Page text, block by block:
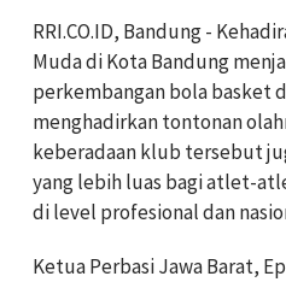
RRI.CO.ID, Bandung -
Muda di Kota Bandung
perkembangan bola basket
menghadirkan tontonan
keberadaan klub tersebut
yang lebih luas bagi atlet-
di level profesional dan
Ketua Perbasi Jawa Barat,